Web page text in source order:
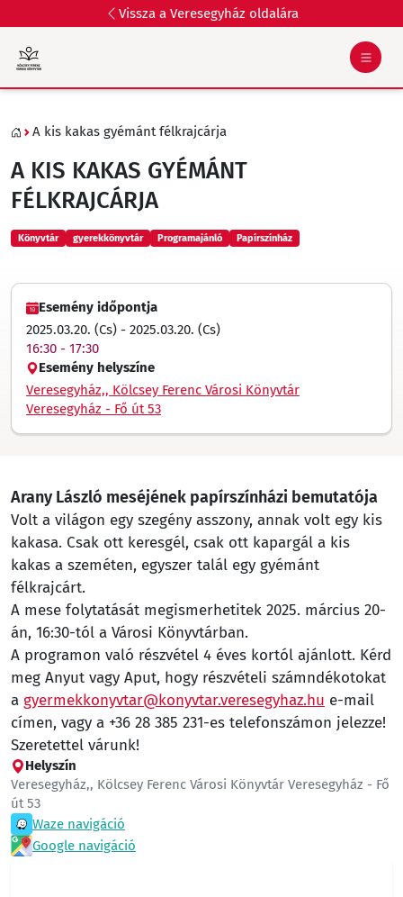
Vissza a Veresegyház oldalára
A kis kakas gyémánt félkrajcárja
A KIS KAKAS GYÉMÁNT
FÉLKRAJCÁRJA
Könyvtár gyerekkönyvtár Programajánló Papírszínház
Esemény időpontja
2025.03.20. (Cs) - 2025.03.20. (Cs)
16:30 - 17:30
Esemény helyszíne
Veresegyház,, Kölcsey Ferenc Városi Könyvtár
Veresegyház - Fő út 53
Arany László meséjének papírszínházi bemutatója
Volt a világon egy szegény asszony, annak volt egy kis
kakasa. Csak ott keresgél, csak ott kapargál a kis
kakas a szeméten, egyszer talál egy gyémánt
félkrajcárt.
A mese folytatását megismerhetitek 2025. március 20-
án, 16:30-tól a Városi Könyvtárban.
A programon való részvétel 4 éves kortól ajánlott. Kérd
meg Anyut vagy Aput, hogy részvételi számndékotokat
a gyermekkonyvtar@konyvtar.veresegyhaz.hu e-mail
címen, vagy a +36 28 385 231-es telefonszámon jelezze!
Szeretettel várunk!
Helyszín
Veresegyház,, Kölcsey Ferenc Városi Könyvtár Veresegyház - Fő
út 53
Waze navigáció
Google navigáció